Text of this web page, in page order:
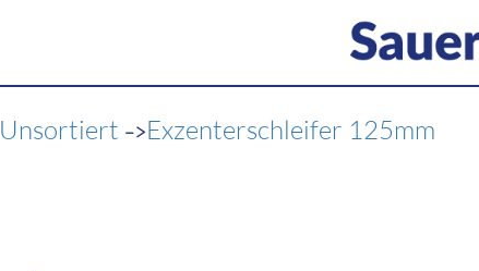
Unsortiert ->Exzenterschleifer 125mm